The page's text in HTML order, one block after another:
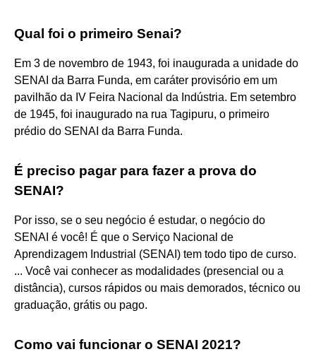
Qual foi o primeiro Senai?
Em 3 de novembro de 1943, foi inaugurada a unidade do
SENAI da Barra Funda, em caráter provisório em um
pavilhão da IV Feira Nacional da Indústria. Em setembro
de 1945, foi inaugurado na rua Tagipuru, o primeiro
prédio do SENAI da Barra Funda.
É preciso pagar para fazer a prova do
SENAI?
Por isso, se o seu negócio é estudar, o negócio do
SENAI é você! É que o Serviço Nacional de
Aprendizagem Industrial (SENAI) tem todo tipo de curso.
... Você vai conhecer as modalidades (presencial ou a
distância), cursos rápidos ou mais demorados, técnico ou
graduação, grátis ou pago.
Como vai funcionar o SENAI 2021?